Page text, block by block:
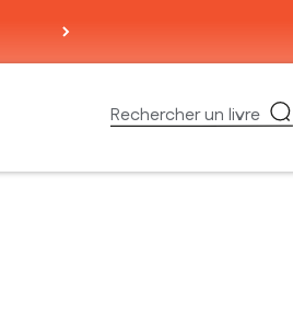
Ouvrir la recherche
Rechercher un livre